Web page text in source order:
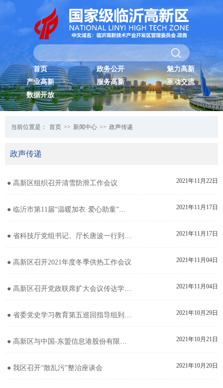
首页 政务公开
魅力高新
产业高新
服务高新
互动交流
数据开放
当前位置是： 首页 >> 新闻中心 >> 政声传递
政声传递
● 高新区组织召开清雪防滑工作会议 2021年11月22日
● 临沂市第11届“温暖加衣·爱心助童”活动走进高新区 2021年11月17日
● 省科技厅党组书记、厅长唐波一行到高新区调研 2021年11月17日
● 高新区召开2021年度冬季供热工作会议 2021年11月04日
● 高新区召开党政联席扩大会议传达学习全市对接长三角科创大走廊建设动员暨指挥部全体成员会议精神 2021年11月04日
● 省委党史学习教育第五巡回指导组到高新区督导调研党史学习教育工作 2021年10月29日
● 高新区与中国-东盟信息港股份有限公司 2021年10月21日
● 我区召开“散乱污”整治座谈会 2021年10月20日